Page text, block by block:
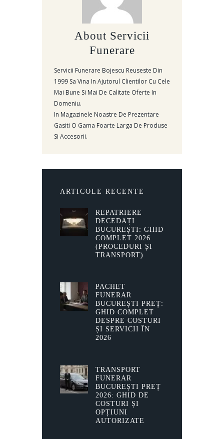
About Servicii
Funerare
Servicii Funerare Bojescu Reuseste Din
1999 Sa Vina In Ajutorul Clientilor Cu Cele
Mai Bune Si Mai De Calitate Oferte In
Domeniu.
In Magazinele Noastre De Prezentare
Gasiti O Gama Foarte Larga De Produse
Si Accesorii.
ARTICOLE RECENTE
REPATRIERE
DECEDAȚI
BUCUREȘTI: GHID
COMPLET 2026
(PROCEDURI ȘI
TRANSPORT)
PACHET
FUNERAR
BUCUREȘTI PREȚ:
GHID COMPLET
DESPRE COSTURI
ȘI SERVICII ÎN
2026
TRANSPORT
FUNERAR
BUCUREȘTI PREȚ
2026: GHID DE
COSTURI ȘI
OPȚIUNI
AUTORIZATE